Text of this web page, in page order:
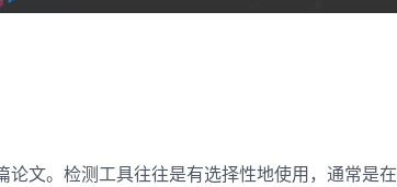
文。检测工具往往是有选择性地使用，通常是在